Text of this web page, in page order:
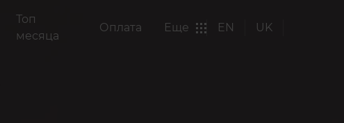
Топ
месяца
Оплата Еще EN UK